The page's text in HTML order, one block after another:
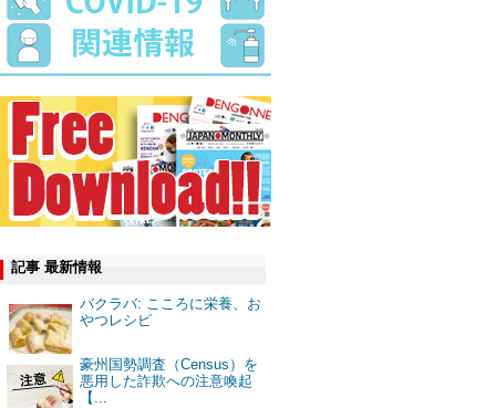
記事 最新情報
バクラバ: こころに栄養、お
やつレシピ
豪州国勢調査（Census）を
悪用した詐欺への注意喚起
【...